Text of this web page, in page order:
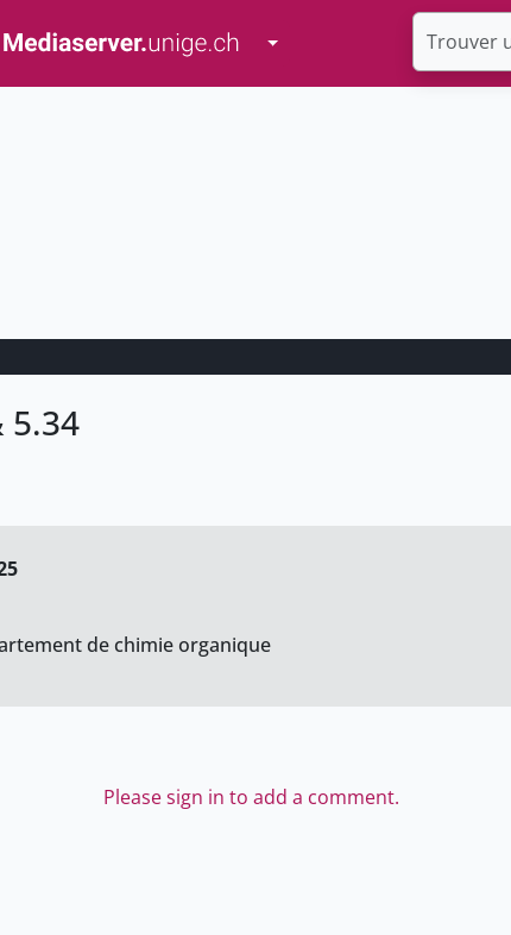
Toggle Dropdown
5.34
de chimie organique
Please sign in to add a comment.